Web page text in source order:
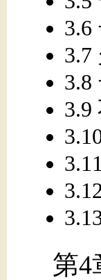
3.6
3.7
3.8
3.9
第4